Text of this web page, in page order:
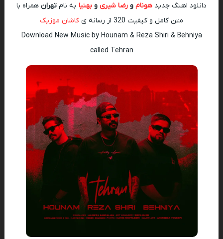
دانلود اهنگ جدید هونام و رضا شیری و بهنیا به نام تهران همراه با
متن کامل و کیفیت 320 از رسانه ی
کاشان موزیک
Download New Music by Hounam & Reza Shiri & Behniya
called Tehran